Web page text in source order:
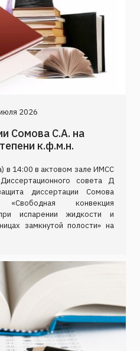
2026
Сомова С.А. на
к.ф.м.н.
в 14:00 в актовом зале ИМСС
совета Д
диссертации Сомова
конвекция
испарении жидкости и
замкнутой полости» на